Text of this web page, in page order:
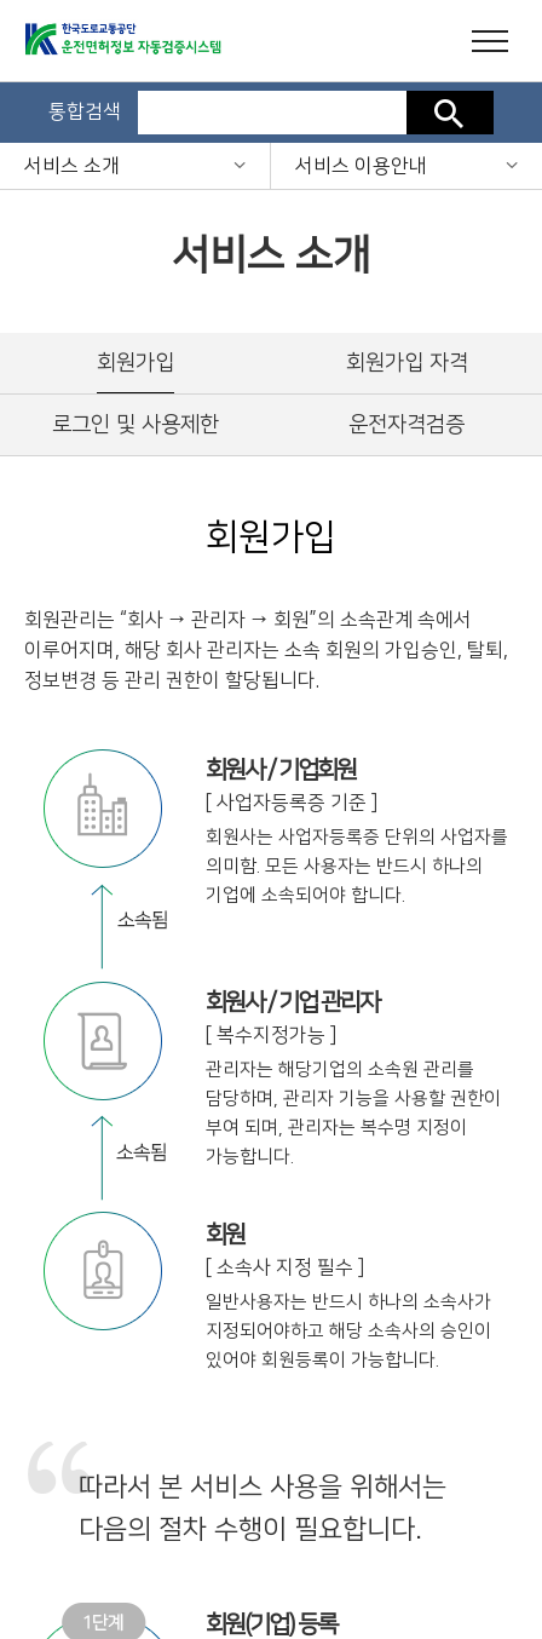
통합검색 검색
서비스 소개 서비스 이용안내
서비스 소개
회원가입 회원가입 자격
로그인 및 사용제한 운전자격검증
회원가입
회원관리는 “회사 → 관리자 → 회원”의 소속관계 속에서
이루어지며, 해당 회사 관리자는 소속 회원의 가입승인, 탈퇴,
정보변경 등 관리 권한이 할당됩니다.
회원사 / 기업회원
[ 사업자등록증 기준 ]
회원사는 사업자등록증 단위의 사업자를
의미함. 모든 사용자는 반드시 하나의
기업에 소속되어야 합니다.
회원사 / 기업 관리자
[ 복수지정가능 ]
관리자는 해당기업의 소속원 관리를
담당하며, 관리자 기능을 사용할 권한이
부여 되며, 관리자는 복수명 지정이
가능합니다.
회원
[ 소속사 지정 필수 ]
일반사용자는 반드시 하나의 소속사가
지정되어야하고 해당 소속사의 승인이
있어야 회원등록이 가능합니다.
따라서 본 서비스 사용을 위해서는
다음의 절차 수행이 필요합니다.
회원(기업) 등록